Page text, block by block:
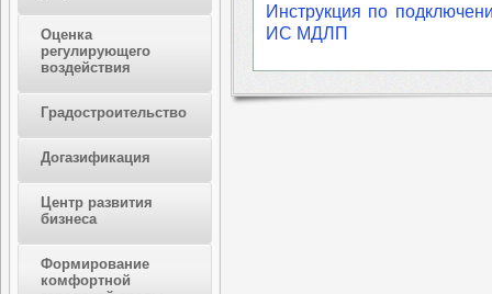
Оценка
регулирующего
воздействия
Градостроительство
Догазификация
Центр развития
бизнеса
Формирование
комфортной
Инструкция по
ИС МДЛП